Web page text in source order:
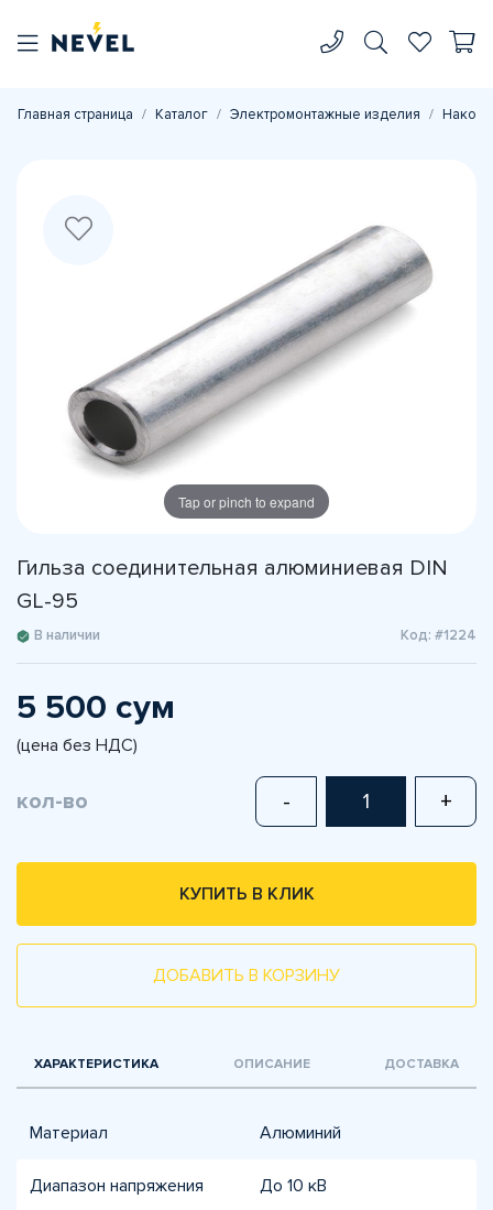
Главная страница Каталог Электромонтажные изделия
Tap or pinch to expand
Гильза соединительная алюминиевая DIN
GL-95
В наличии Код: #1224
5 500 сум
(цена без НДС)
кол-во - +
КУПИТЬ В КЛИК
ДОБАВИТЬ В КОРЗИНУ
ХАРАКТЕРИСТИКА ОПИСАНИЕ ДОСТАВКА
Материал Алюминий
Диапазон напряжения До 10 кВ